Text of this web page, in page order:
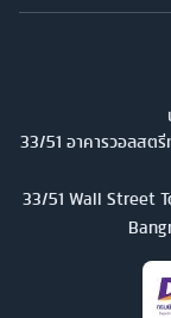
33/51 อาคารวอลสต
33/51 Wall Street